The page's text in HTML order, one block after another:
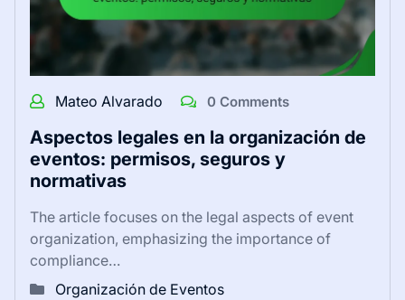
Mateo Alvarado 0 Comments
Aspectos legales en la organización de
eventos: permisos, seguros y
normativas
The article focuses on the legal aspects of event
organization, emphasizing the importance of
compliance…
Organización de Eventos